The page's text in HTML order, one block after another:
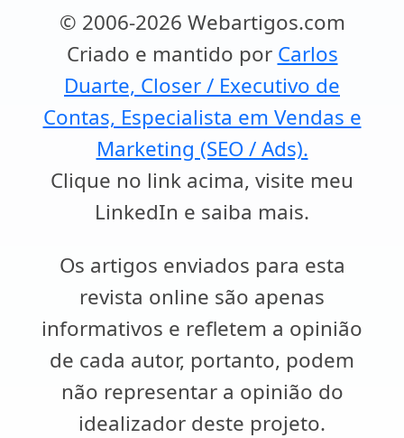
© 2006-2026 Webartigos.com
Criado e mantido por Carlos
Duarte, Closer / Executivo de
Contas, Especialista em Vendas e
Marketing (SEO / Ads).
Clique no link acima, visite meu
LinkedIn e saiba mais.
Os artigos enviados para esta
revista online são apenas
informativos e refletem a opinião
de cada autor, portanto, podem
não representar a opinião do
idealizador deste projeto.